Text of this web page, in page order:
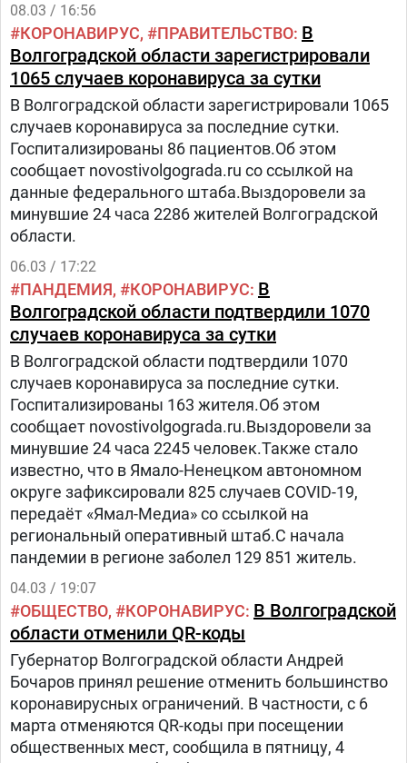
08.03 / 16:56
КОРОНАВИРУС ПРАВИТЕЛЬСТВО В
Волгоградской области зарегистрировали
1065 случаев коронавируса за сутки
В Волгоградской области зарегистрировали 1065
случаев коронавируса за последние сутки.
Госпитализированы 86 пациентов.Об этом
сообщает novostivolgograda.ru со ссылкой на
данные федерального штаба.Выздоровели за
минувшие 24 часа 2286 жителей Волгоградской
области.
06.03 / 17:22
ПАНДЕМИЯ КОРОНАВИРУС В
Волгоградской области подтвердили 1070
случаев коронавируса за сутки
В Волгоградской области подтвердили 1070
случаев коронавируса за последние сутки.
Госпитализированы 163 жителя.Об этом
сообщает novostivolgograda.ru.Выздоровели за
минувшие 24 часа 2245 человек.Также стало
известно, что в Ямало-Ненецком автономном
округе зафиксировали 825 случаев COVID-19,
передаёт «Ямал-Медиа» со ссылкой на
региональный оперативный штаб.С начала
пандемии в регионе заболел 129 851 житель.
04.03 / 19:07
ОБЩЕСТВО КОРОНАВИРУС В Волгоградской
области отменили QR-коды
Губернатор Волгоградской области Андрей
Бочаров принял решение отменить большинство
коронавирусных ограничений. В частности, с 6
марта отменяются QR-коды при посещении
общественных мест, сообщила в пятницу, 4